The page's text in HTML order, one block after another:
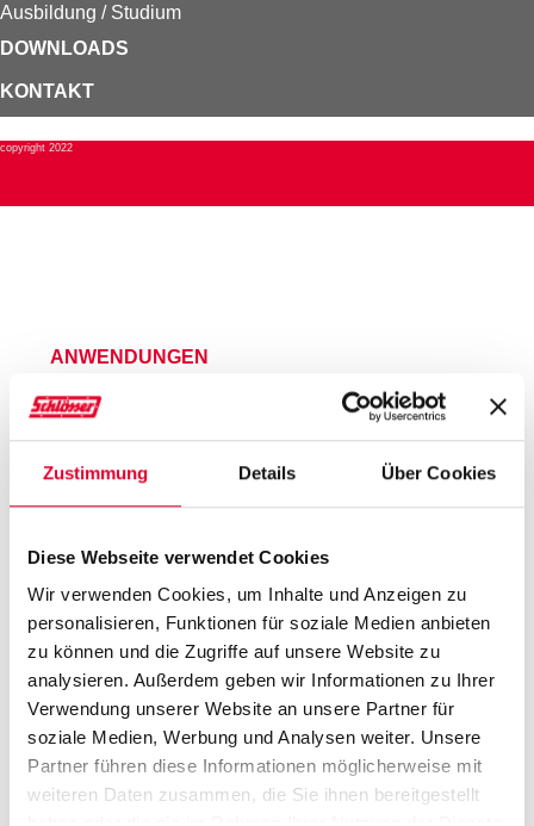
Zustimmung Details Über Cookies
Diese Webseite verwendet Cookies
Wir verwenden Cookies, um Inhalte und Anzeigen zu
personalisieren, Funktionen für soziale Medien anbieten
zu können und die Zugriffe auf unsere Website zu
analysieren. Außerdem geben wir Informationen zu Ihrer
Verwendung unserer Website an unsere Partner für
soziale Medien, Werbung und Analysen weiter. Unsere
Partner führen diese Informationen möglicherweise mit
weiteren Daten zusammen, die Sie ihnen bereitgestellt
Ausbildung / Studium
DOWNLOADS
KONTAKT
copyright 2022
ANWENDUNGEN
Sensoren & Aktuatoren
HMI, Display & Infotainment
Elektronik & Steuergeräte
Steckverbinder
Elektromotoren
Batterie
Power Tools
E-Bike
Hausgeräte
HVAC